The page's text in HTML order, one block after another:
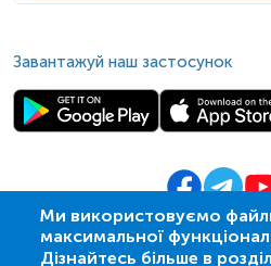
Ми використовуємо
максимальної
Дізнайтесь більше в
Завантажуй наш застосунок
© 2009- 2026 |